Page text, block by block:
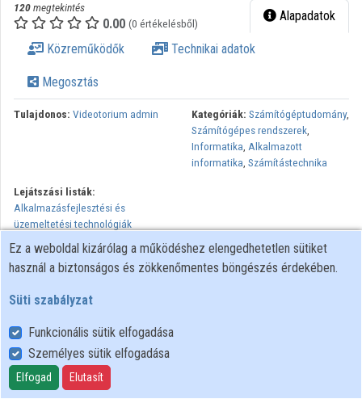
Intézményi listák
Intézmények
Közreműködők
120megtekintés
0.00 (0 értékelésből) Alapadatok
Közreműködők Technikai adatok
Megosztás
Tulajdonos: Videotorium admin Kategóriák: Számítógéptudomány,
Számítógépes rendszerek,
Informatika, Alkalmazott
informatika, Számítástechnika
Lejátszási listák:
Alkalmazásfejlesztési és
üzemeltetési technológiák
Felhasználói szabályzat
Adatkezelési tájékoztató
Süti szabályzat
Ez a weboldal kizárólag a működéshez elengedhetetlen sütiket
használ a biztonságos és zökkenőmentes böngészés érdekében.
Süti szabályzat
Funkcionális sütik elfogadása
Személyes sütik elfogadása
Elfogad Elutasít